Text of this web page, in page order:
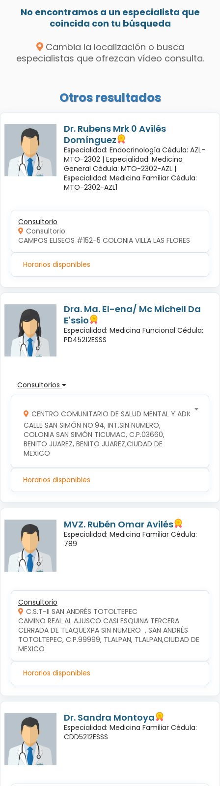
No encontramos a un especialista que
coincida con tu búsqueda
Cambia la localización o busca
especialistas que ofrezcan vídeo consulta.
Otros resultados
Dr. Rubens Mrk 0 Avilés
Domínguez
Especialidad: Endocrinología Cédula: AZL-
MTO-2302 | Especialidad: Medicina
General Cédula: MTO-2302-AZL |
Especialidad: Medicina Familiar Cédula:
MTO-2302-AZL1
Consultorio
Consultorio
CAMPOS ELISEOS #152-5 COLONIA VILLA LAS FLORES
Horarios disponibles
Dra. Ma. El-ena/ Mc Michell Da
E'ssio
Especialidad: Medicina Funcional Cédula:
PD45212ESSS
Consultorios
CENTRO COMUNITARIO DE SALUD MENTAL Y ADICCIONES
CALLE SAN SIMÓN NO.94, INT.SIN NUMERO,
COLONIA SAN SIMÓN TICUMAC, C.P.03660,
BENITO JUAREZ, BENITO JUAREZ,CIUDAD DE
MEXICO
Horarios disponibles
MVZ. Rubén Omar Avilés
Especialidad: Medicina Familiar Cédula:
789
Consultorio
C.S.T-II SAN ANDRÉS TOTOLTEPEC
CAMINO REAL AL AJUSCO CASI ESQUINA TERCERA
CERRADA DE TLAQUEXPA SIN NUMERO  , SAN ANDRÉS
TOTOLTEPEC, C.P.99999, TLALPAN, TLALPAN,CIUDAD DE
MEXICO
Horarios disponibles
Dr. Sandra Montoya
Especialidad: Medicina Familiar Cédula:
CDD5212ESSS